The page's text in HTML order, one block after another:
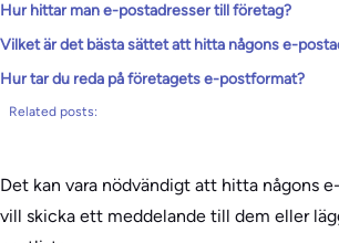
Hur hittar man e-postadresser till företag?
Vilket är det bästa sättet att hitta någons e-
Hur tar du reda på företagets e-postformat?
Related posts:
Det kan vara nödvändigt att hitta någons
vill skicka ett meddelande till dem eller